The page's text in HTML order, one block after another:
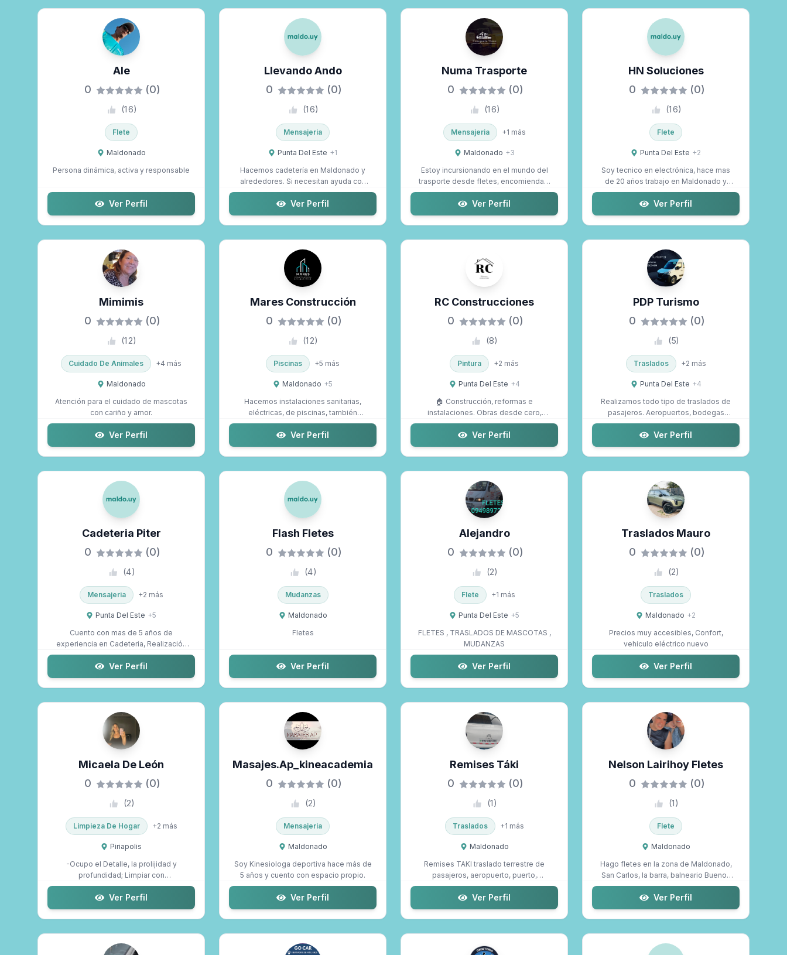
Ale
0
(0)
(16)
Flete
Maldonado
Persona dinámica, activa y responsable
Ver Perfil
Llevando Ando
0
(0)
(16)
Mensajeria
Punta Del Este +1
Hacemos cadetería en Maldonado y
alrededores. Si necesitan ayuda con
entregas a ...
Ver Perfil
Numa Trasporte
0
(0)
(16)
Mensajeria +1 más
Maldonado +3
Estoy incursionando en el mundo del
trasporte desde fletes, encomiendas,
cadeter...
Ver Perfil
HN Soluciones
0
(0)
(16)
Flete
Punta Del Este +2
Soy tecnico en electrónica, hace mas
de 20 años trabajo en Maldonado y
alrededor...
Ver Perfil
Mimimis
0
(0)
(12)
Cuidado De Animales +4 más
Maldonado
Atención para el cuidado de mascotas
con cariño y amor.
Ver Perfil
Mares Construcción
0
(0)
(12)
Piscinas +5 más
Maldonado +5
Hacemos instalaciones sanitarias,
eléctricas, de piscinas, también
hacemos a med...
Ver Perfil
RC Construcciones
0
(0)
(8)
Pintura +2 más
Punta Del Este +4
🏠 Construcción, reformas e
instalaciones. Obras desde cero,
refacciones, sanita...
Ver Perfil
PDP Turismo
0
(0)
(5)
Traslados +2 más
Punta Del Este +4
Realizamos todo tipo de traslados de
pasajeros. Aeropuertos, bodegas
turísticas,...
Ver Perfil
Cadeteria Piter
0
(0)
(4)
Mensajeria +2 más
Punta Del Este +5
Cuento con mas de 5 años de
experiencia en Cadeteria, Realización
de Trámites, E...
Ver Perfil
Flash Fletes
0
(0)
(4)
Mudanzas
Maldonado
Fletes
Ver Perfil
Alejandro
0
(0)
(2)
Flete +1 más
Punta Del Este +5
FLETES , TRASLADOS DE MASCOTAS ,
MUDANZAS
Ver Perfil
Traslados Mauro
0
(0)
(2)
Traslados
Maldonado +2
Precios muy accesibles, Confort,
vehiculo eléctrico nuevo
Ver Perfil
Micaela De León
0
(0)
(2)
Limpieza De Hogar +2 más
Piriapolis
-Ocupo el Detalle, la prolijidad y
profundidad; Limpiar con
responsabilidad; Zon...
Ver Perfil
Masajes.ap_kineacademia
0
(0)
(2)
Mensajeria
Maldonado
Soy Kinesiologa deportiva hace más de
5 años y cuento con espacio propio.
Ver Perfil
Remises Táki
0
(0)
(1)
Traslados +1 más
Maldonado
Remises TAKI traslado terrestre de
pasajeros, aeropuerto, puerto,
bodegas, paseo...
Ver Perfil
Nelson Lairihoy Fletes
0
(0)
(1)
Flete
Maldonado
Hago fletes en la zona de Maldonado,
San Carlos, la barra, balneario Buenos
Aire...
Ver Perfil